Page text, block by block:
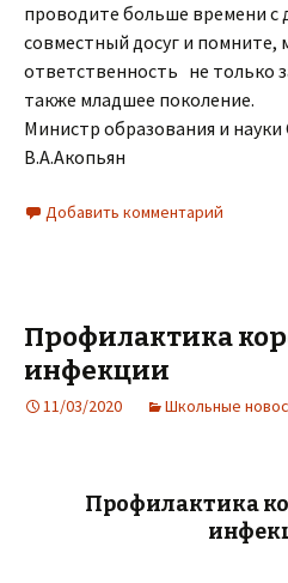
проводите больше времени с
совместный досуг и помните,
ответственность не только
также младшее поколение.
Министр образования и
В.А.Акопьян
Добавить комментарий
Профилактика
инфекции
11/03/2020 Школьные
Профилактика